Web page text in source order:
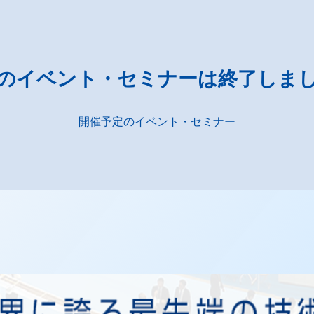
イベント・セミナーは終了しま
開催予定のイベント・セミナー